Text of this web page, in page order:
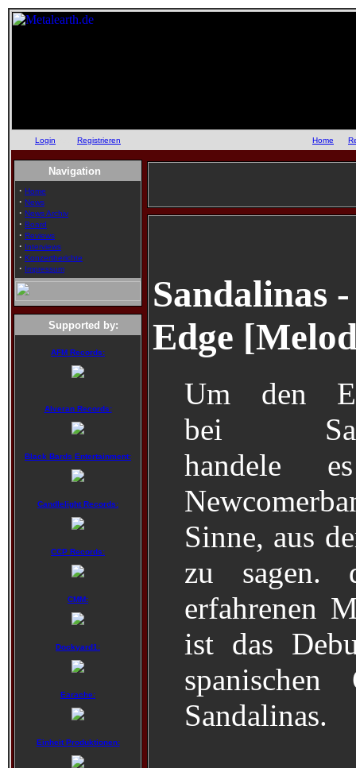
Login Registrieren Home
Navigation
· Home
· News
· News Archiv
· Board
· Reviews
· Interviews
· Konzertberichte
· Impressum
Supported by:
AFM Records:
Alveran Records:
Black Bards Entertainment:
Candlelight Records:
CCP Records:
CMM:
Dockyard1:
Earache:
Einheit Produktionen:
Sandalinas
Edge
Um den
bei
handele
Sinne, aus
zu sagen.
erfahrenen
ist das
spanischen
Sandalinas.